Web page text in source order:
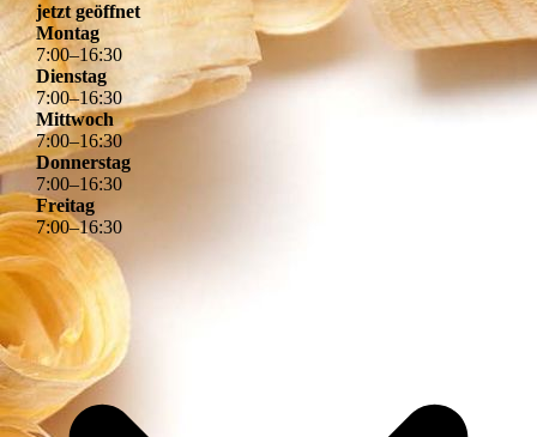
jetzt geöffnet
Montag
7:00–16:30
Dienstag
7:00–16:30
Mittwoch
7:00–16:30
Donnerstag
7:00–16:30
Freitag
7:00–16:30